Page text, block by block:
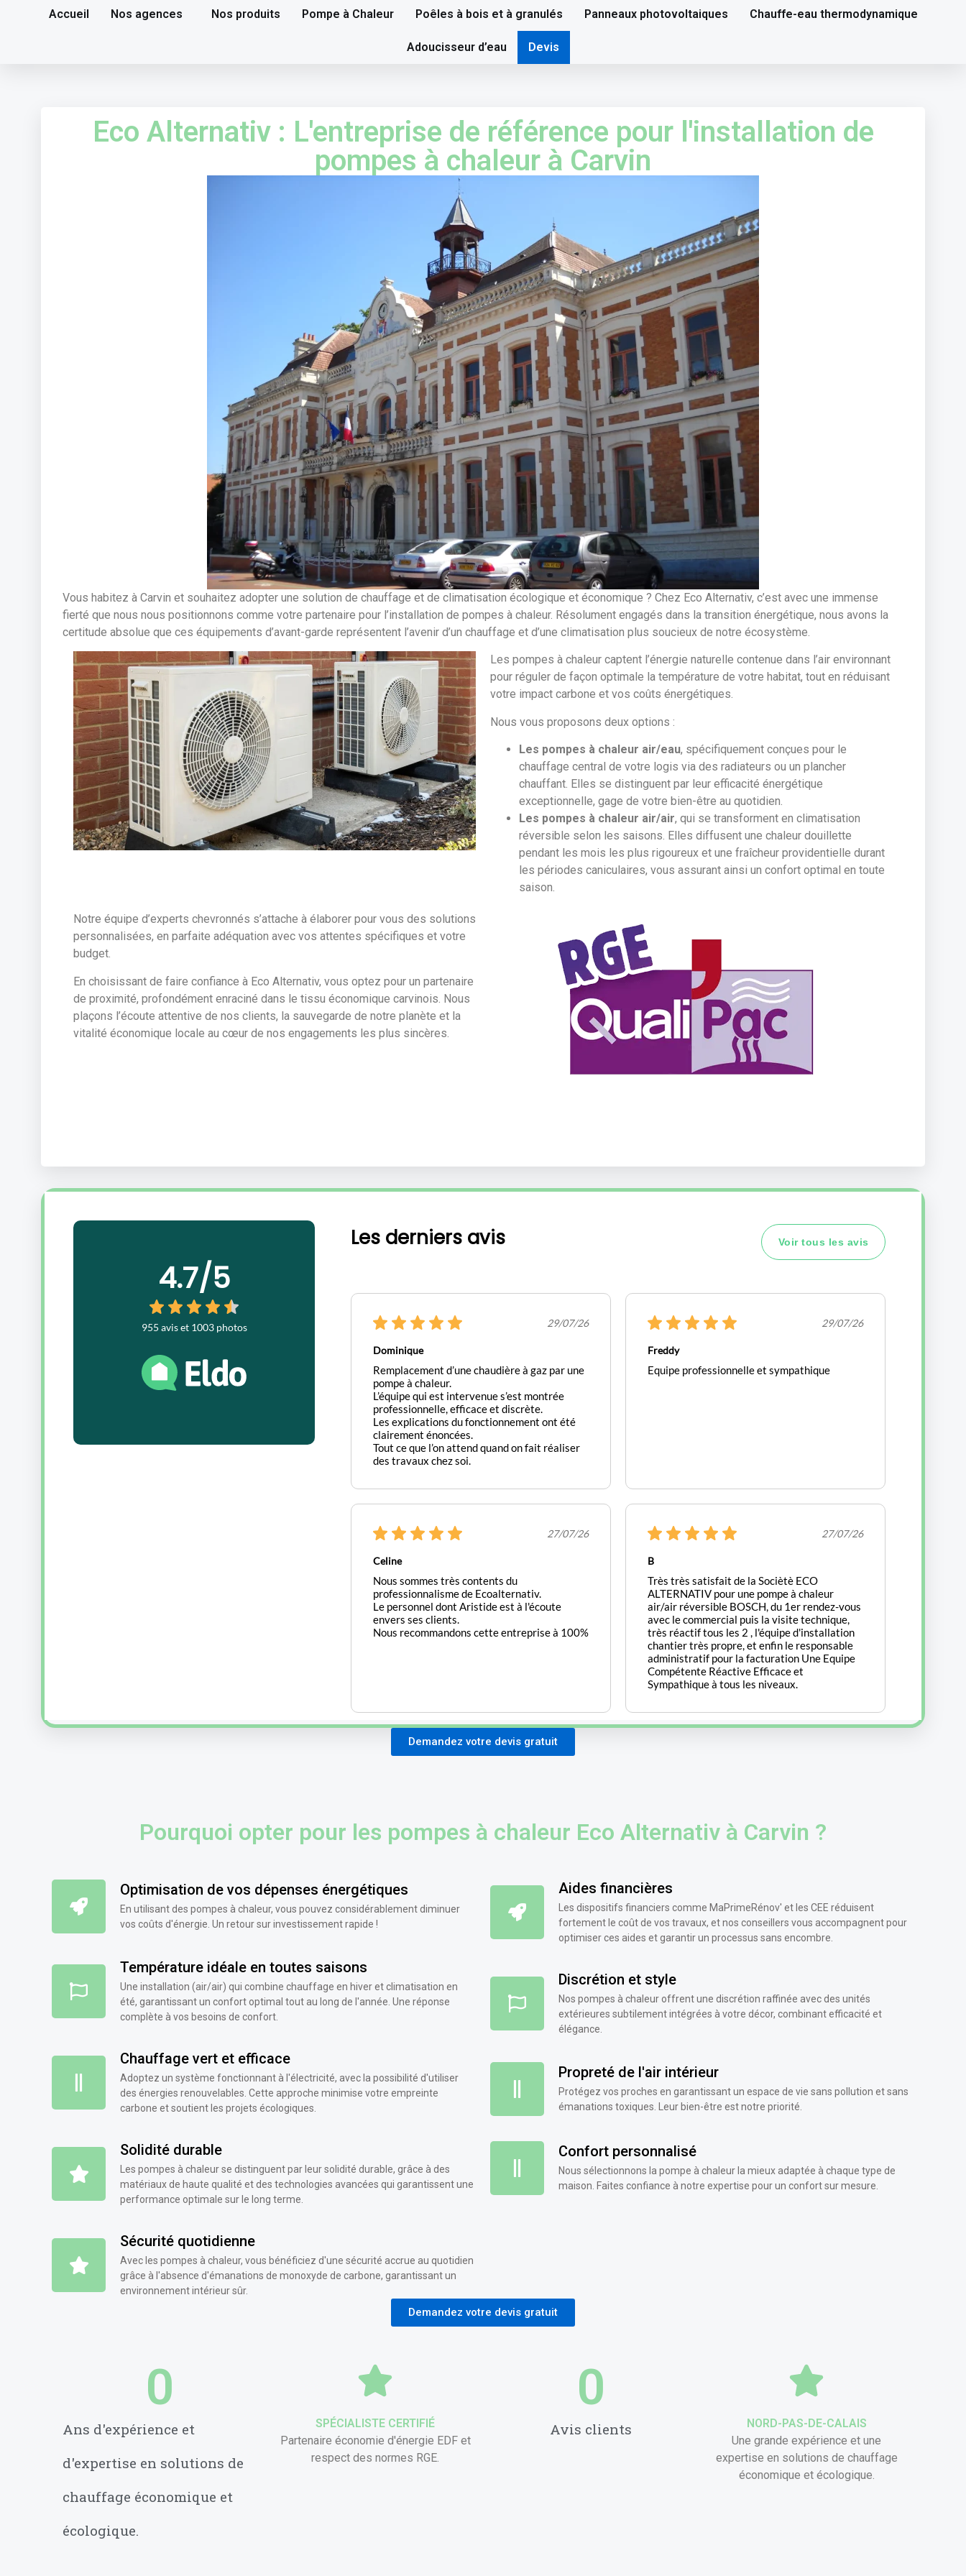
Accueil Nos agences Nos produits Pompe à Chaleur Poêles à bois et à granulés Panneaux photovoltaiques Chauffe-eau thermodynamique
Adoucisseur d’eau Devis
Eco Alternativ : L'entreprise de référence pour l'installation de
pompes à chaleur à Carvin
Vous habitez à Carvin et souhaitez adopter une solution de chauffage et de climatisation écologique et économique ? Chez Eco Alternativ, c’est avec une immense
fierté que nous nous positionnons comme votre partenaire pour l’installation de pompes à chaleur. Résolument engagés dans la transition énergétique, nous avons la
certitude absolue que ces équipements d’avant-garde représentent l’avenir d’un chauffage et d’une climatisation plus soucieux de notre écosystème.
Les pompes à chaleur captent l’énergie naturelle contenue dans l’air environnant
pour réguler de façon optimale la température de votre habitat, tout en réduisant
votre impact carbone et vos coûts énergétiques.
Nous vous proposons deux options :
Les pompes à chaleur air/eau, spécifiquement conçues pour le
chauffage central de votre logis via des radiateurs ou un plancher
chauffant. Elles se distinguent par leur efficacité énergétique
exceptionnelle, gage de votre bien-être au quotidien.
Les pompes à chaleur air/air, qui se transforment en climatisation
réversible selon les saisons. Elles diffusent une chaleur douillette
pendant les mois les plus rigoureux et une fraîcheur providentielle durant
les périodes caniculaires, vous assurant ainsi un confort optimal en toute
saison.
Notre équipe d’experts chevronnés s’attache à élaborer pour vous des solutions
personnalisées, en parfaite adéquation avec vos attentes spécifiques et votre
budget.
En choisissant de faire confiance à Eco Alternativ, vous optez pour un partenaire
de proximité, profondément enraciné dans le tissu économique carvinois. Nous
plaçons l’écoute attentive de nos clients, la sauvegarde de notre planète et la
vitalité économique locale au cœur de nos engagements les plus sincères.
Demandez votre devis gratuit
Pourquoi opter pour les pompes à chaleur Eco Alternativ à Carvin ?
Optimisation de vos dépenses énergétiques
En utilisant des pompes à chaleur, vous pouvez considérablement diminuer
vos coûts d'énergie. Un retour sur investissement rapide !
Température idéale en toutes saisons
Une installation (air/air) qui combine chauffage en hiver et climatisation en
été, garantissant un confort optimal tout au long de l'année. Une réponse
complète à vos besoins de confort.
Chauffage vert et efficace
Adoptez un système fonctionnant à l'électricité, avec la possibilité d'utiliser
des énergies renouvelables. Cette approche minimise votre empreinte
carbone et soutient les projets écologiques.
Solidité durable
Les pompes à chaleur se distinguent par leur solidité durable, grâce à des
matériaux de haute qualité et des technologies avancées qui garantissent une
performance optimale sur le long terme.
Sécurité quotidienne
Avec les pompes à chaleur, vous bénéficiez d'une sécurité accrue au quotidien
grâce à l'absence d'émanations de monoxyde de carbone, garantissant un
environnement intérieur sûr.
Aides financières
Les dispositifs financiers comme MaPrimeRénov' et les CEE réduisent
fortement le coût de vos travaux, et nos conseillers vous accompagnent pour
optimiser ces aides et garantir un processus sans encombre.
Discrétion et style
Nos pompes à chaleur offrent une discrétion raffinée avec des unités
extérieures subtilement intégrées à votre décor, combinant efficacité et
élégance.
Propreté de l'air intérieur
Protégez vos proches en garantissant un espace de vie sans pollution et sans
émanations toxiques. Leur bien-être est notre priorité.
Confort personnalisé
Nous sélectionnons la pompe à chaleur la mieux adaptée à chaque type de
maison. Faites confiance à notre expertise pour un confort sur mesure.
Demandez votre devis gratuit
Ans d'expérience et
d'expertise en solutions de
chauffage économique et
écologique.
0
SPÉCIALISTE CERTIFIÉ
Partenaire économie d'énergie EDF et
respect des normes RGE.
Avis clients
0
NORD-PAS-DE-CALAIS
Une grande expérience et une
expertise en solutions de chauffage
économique et écologique.